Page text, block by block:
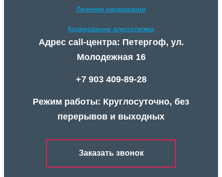
Лечение наркомании
Кодирование алкоголизма
Адрес call-центра: Петергоф, ул.
Молодежная 16
+7 903 409-89-28
Режим работы: Круглосуточно, без
перерывов и выходных
Заказать звонок